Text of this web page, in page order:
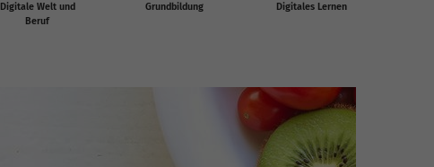
Digitale Welt und
Beruf
Grundbildung Digitales Lernen